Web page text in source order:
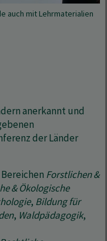
auch mit Lehrmaterialien
anerkannt und
der Länder
Forstlichen &
& Ökologische
, Bildung für
, Waldpädagogik,